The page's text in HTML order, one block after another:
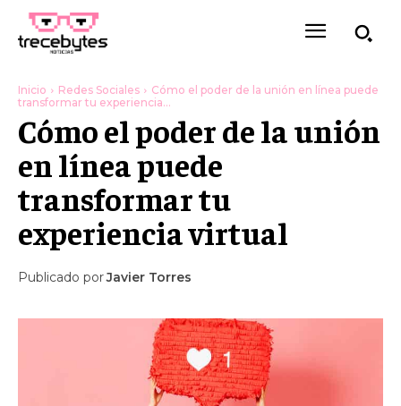
Inicio Redes Sociales
Cómo el poder de la unión en línea puede
transformar tu experiencia...
Cómo el poder de la unión
en línea puede
transformar tu
experiencia virtual
Publicado porJavier Torres